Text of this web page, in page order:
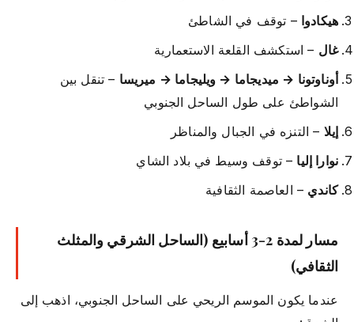
هيكادوا – توقف في الشاطئ
غال – استكشف القلعة الاستعمارية
أوناوتونا → ميديجاما → ويليجاما → ميريسا – تنقل بين
الشواطئ على طول الساحل الجنوبي
إيلا – التنزه في الجبال والمناظر
نوارا إليا – توقف وسيط في بلاد الشاي
كاندي – العاصمة الثقافية
مسار لمدة 2-3 أسابيع (الساحل الشرقي والمثلث
الثقافي)
عندما يكون الموسم الريحي على الساحل الجنوبي، اذهب إلى